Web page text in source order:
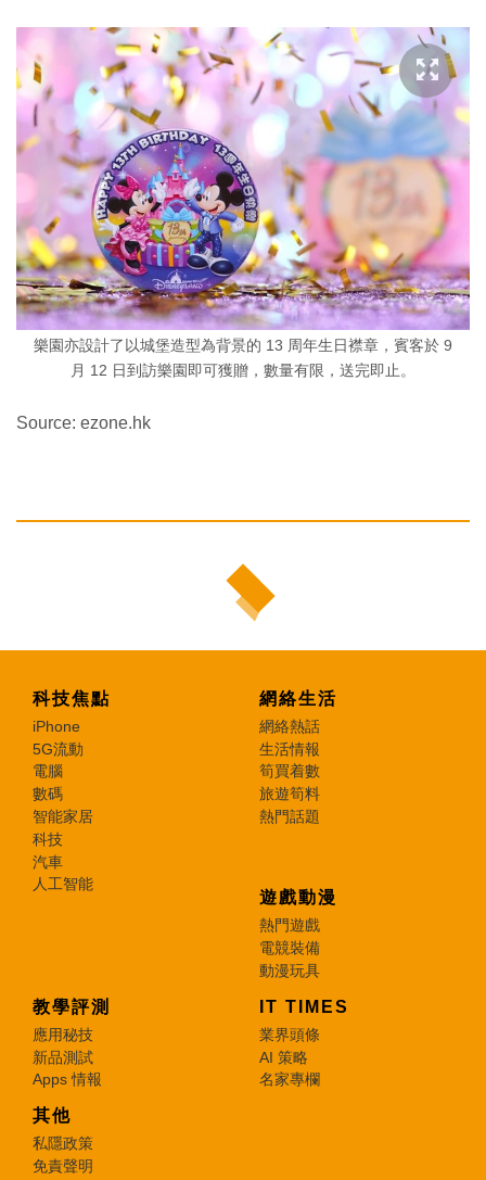
樂園亦設計了以城堡造型為背景的 13 周年生日襟章，賓客於 9
月 12 日到訪樂園即可獲贈，數量有限，送完即止。
Source: ezone.hk
科技焦點
iPhone
5G流動
電腦
數碼
智能家居
科技
汽車
人工智能
網絡生活
網絡熱話
生活情報
筍買着數
旅遊筍料
熱門話題
遊戲動漫
熱門遊戲
電競裝備
動漫玩具
教學評測
應用秘技
新品測試
Apps 情報
IT TIMES
業界頭條
AI 策略
名家專欄
其他
私隱政策
免責聲明